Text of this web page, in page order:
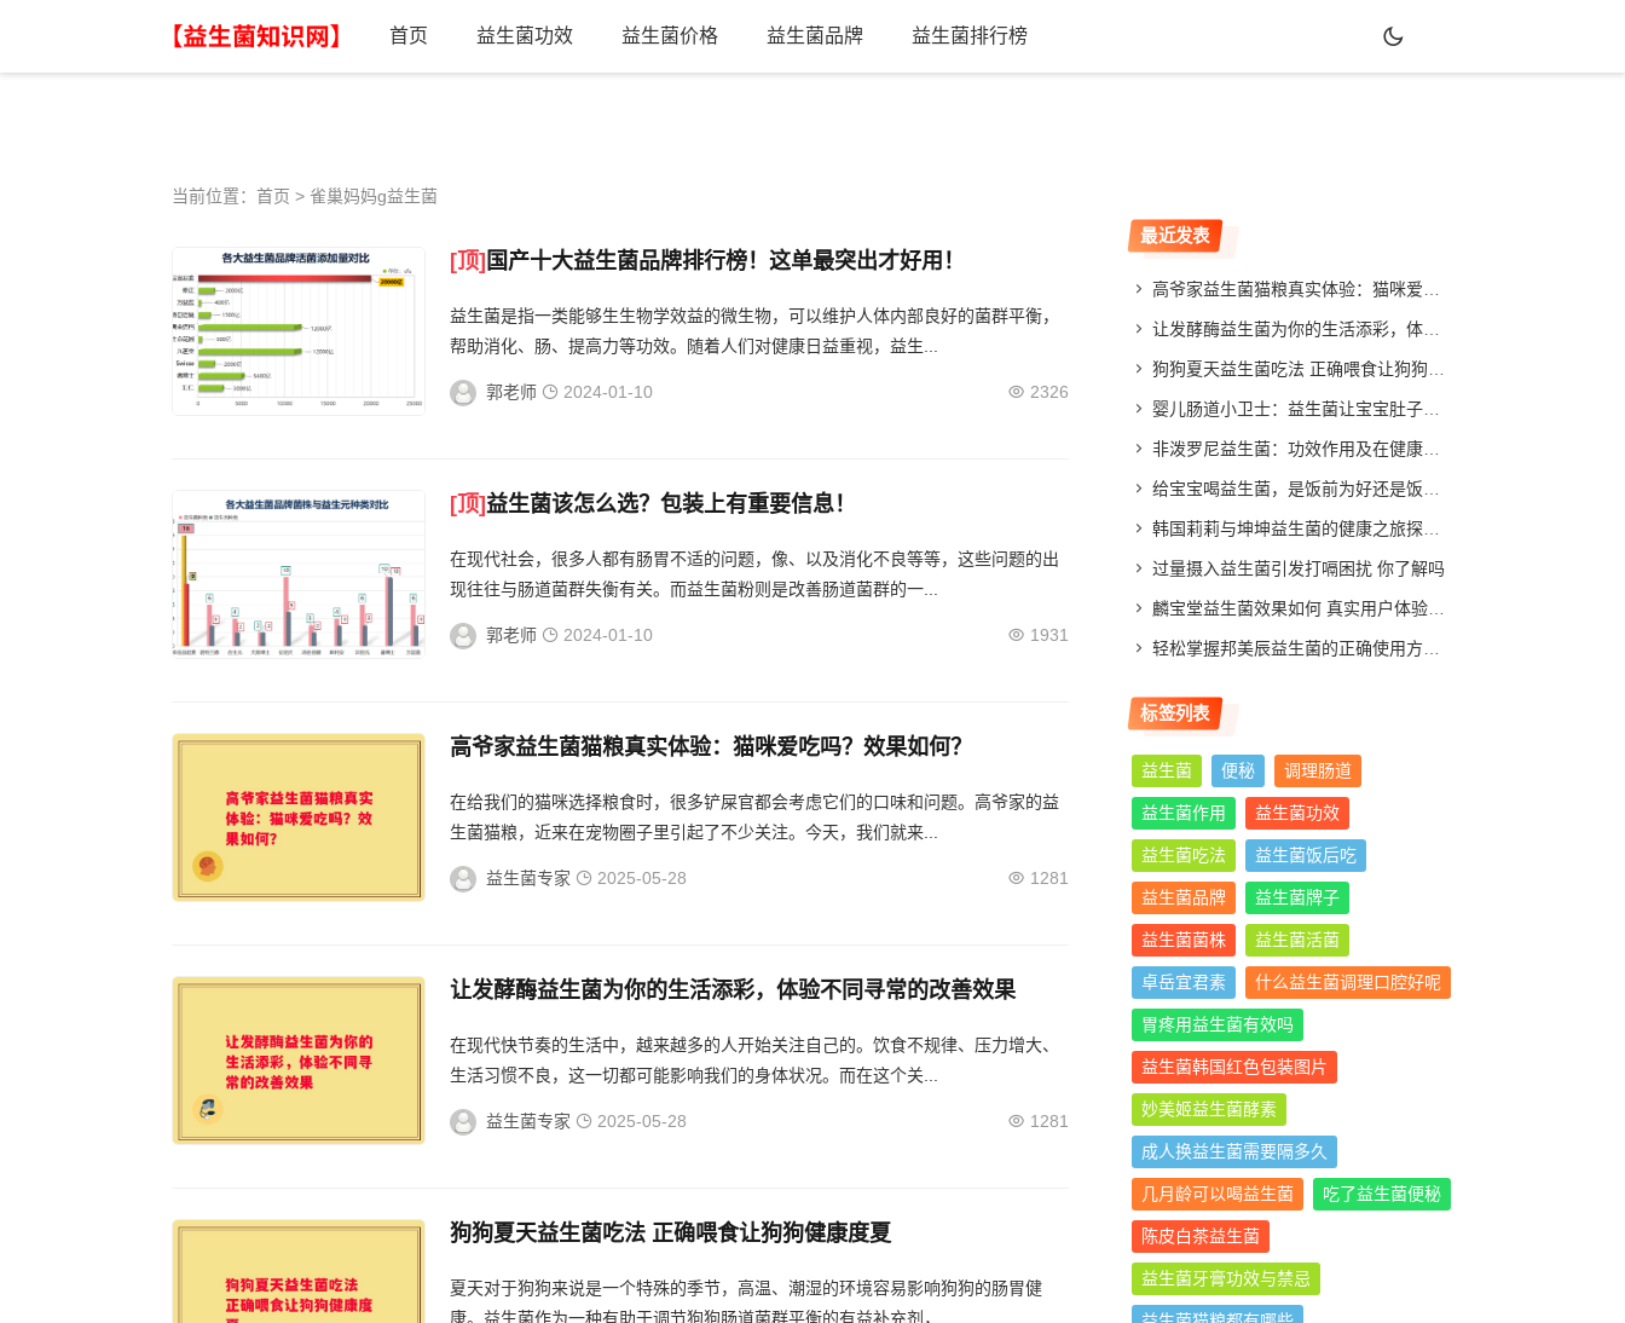
首页 益生菌功效 益生菌价格 益生菌品牌 益生菌排行榜
当前位置： 首页 > 雀巢妈妈g益生菌
[顶] 国产十大益生菌品牌排行榜！这单最突出才好用！
益生菌是指一类能够生生物学效益的微生物，可以维护人体内部良好的菌群平衡，
帮助消化、肠、提高力等功效。随着人们对健康日益重视，益生...
郭老师 2024-01-10 2326
[顶]益生菌该怎么选？包装上有重要信息！
在现代社会，很多人都有肠胃不适的问题，像、以及消化不良等等，这些问题的出
现往往与肠道菌群失衡有关。而益生菌粉则是改善肠道菌群的一...
郭老师 2024-01-10 1931
高爷家益生菌猫粮真实体验：猫咪爱吃吗？效果如何？
在给我们的猫咪选择粮食时，很多铲屎官都会考虑它们的口味和问题。高爷家的益
生菌猫粮，近来在宠物圈子里引起了不少关注。今天，我们就来...
益生菌专家 2025-05-28 1281
让发酵酶益生菌为你的生活添彩，体验不同寻常的改善效果
在现代快节奏的生活中，越来越多的人开始关注自己的。饮食不规律、压力增大、
生活习惯不良，这一切都可能影响我们的身体状况。而在这个关...
益生菌专家 2025-05-28 1281
狗狗夏天益生菌吃法 正确喂食让狗狗健康度夏
夏天对于狗狗来说是一个特殊的季节，高温、潮湿的环境容易影响狗狗的肠胃健
康。益生菌作为一种有助于调节狗狗肠道菌群平衡的有益补充剂，...
最近发表
高爷家益生菌猫粮真实体验：猫咪爱吃吗？效果如何？
让发酵酶益生菌为你的生活添彩，体验不同寻常的改善效果
狗狗夏天益生菌吃法 正确喂食让狗狗健康度夏
婴儿肠道小卫士：益生菌让宝宝肚子舒畅，家长放心
非泼罗尼益生菌：功效作用及在健康领域的应用与发展
给宝宝喝益生菌，是饭前为好还是饭后更合适？专家给你答案
韩国莉莉与坤坤益生菌的健康之旅探索与分享
过量摄入益生菌引发打嗝困扰 你了解吗
麟宝堂益生菌效果如何 真实用户体验分享与评测分析
轻松掌握邦美辰益生菌的正确使用方法，让你肠道更舒适
标签列表
益生菌 便秘 调理肠道
益生菌作用 益生菌功效
益生菌吃法 益生菌饭后吃
益生菌品牌 益生菌牌子
益生菌菌株 益生菌活菌
卓岳宜君素 什么益生菌调理口腔好呢
胃疼用益生菌有效吗
益生菌韩国红色包装图片
妙美姬益生菌酵素
成人换益生菌需要隔多久
几月龄可以喝益生菌 吃了益生菌便秘
陈皮白茶益生菌
益生菌牙膏功效与禁忌